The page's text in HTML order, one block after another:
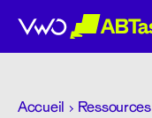
abtasty
Accueil Ressources